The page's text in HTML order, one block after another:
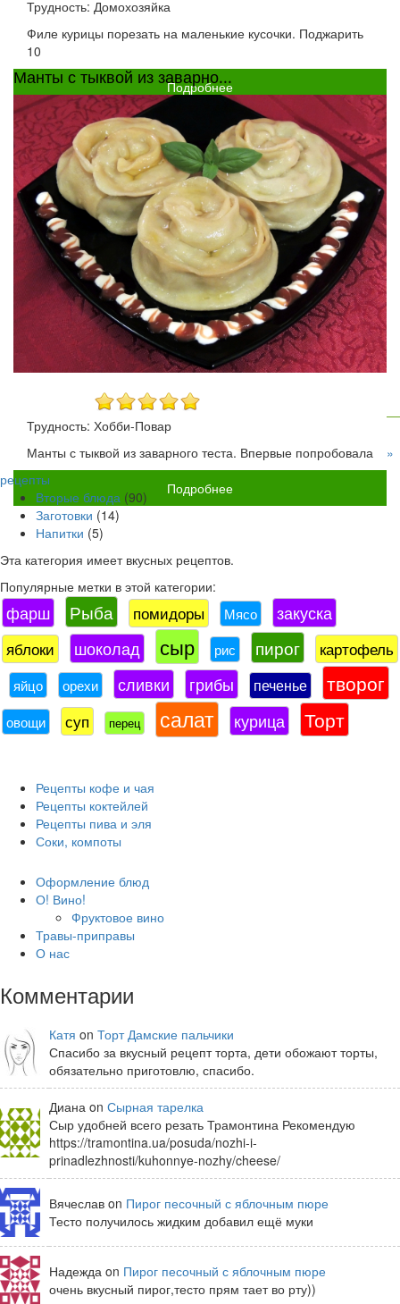
Трудность: Домохозяйка
Филе курицы порезать на маленькие кусочки. Поджарить
10
Подробнее
Манты с тыквой из заварно...
Трудность: Хобби-Повар
Манты с тыквой из заварного теста. Впервые попробовала
Подробнее
»
рецепты
Вторые блюда (90)
Заготовки (14)
Напитки (5)
Эта категория имеет вкусных рецептов.
Популярные метки в этой категории:
фарш Рыба помидоры Мясо закуска
яблоки шоколад сыр рис пирог картофель
яйцо орехи сливки грибы печенье творог
овощи суп перец салат курица Торт
Рецепты кофе и чая
Рецепты коктейлей
Рецепты пива и эля
Соки, компоты
Оформление блюд
О! Вино!
Фруктовое вино
Травы-приправы
О нас
Комментарии
Катя on Торт Дамские пальчики
Спасибо за вкусный рецепт торта, дети обожают торты,
обязательно приготовлю, спасибо.
Диана on Сырная тарелка
Сыр удобней всего резать Трамонтина Рекомендую
https://tramontina.ua/posuda/nozhi-i-
prinadlezhnosti/kuhonnye-nozhy/cheese/
Вячеслав on Пирог песочный с яблочным пюре
Тесто получилось жидким добавил ещё муки
Надежда on Пирог песочный с яблочным пюре
очень вкусный пирог,тесто прям тает во рту))